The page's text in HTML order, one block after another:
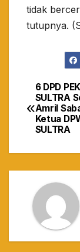
tidak
tutupnya.
pos
6 DPD
SULTRA
Amril
Ketua
SULTRA